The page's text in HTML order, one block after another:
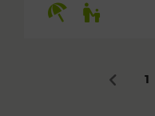
Zurück
1